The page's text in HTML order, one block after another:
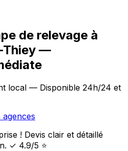
de relevage à
Thiey —
local — Disponible 24h/24 et
agences
! Devis clair et détaillé
✓ 4.9/5 ⭐